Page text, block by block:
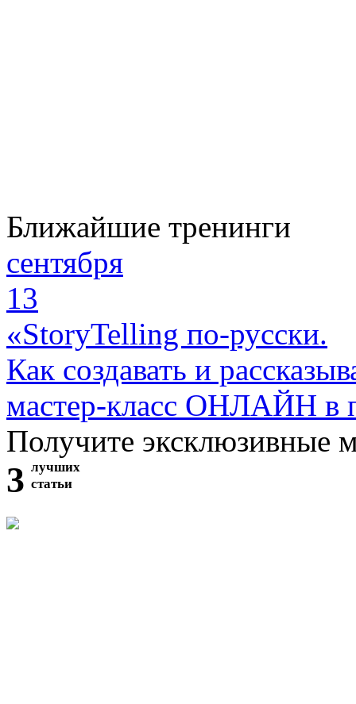
Ближайшие тренинги
сентября
13
«StoryTelling по-русски.
Как создавать и
мастер-класс ОНЛАЙН в
Получите эксклюзивные
3 лучших
статьи